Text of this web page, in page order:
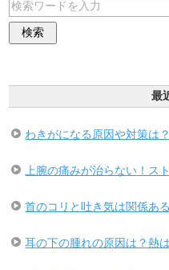
最
わきがになる原因や対策は
上腕の痛みが治らない！ス
首のコリと吐き気は関係あ
耳の下の腫れの原因は？熱